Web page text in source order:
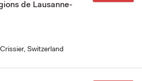
de Lausanne-
Switzerland